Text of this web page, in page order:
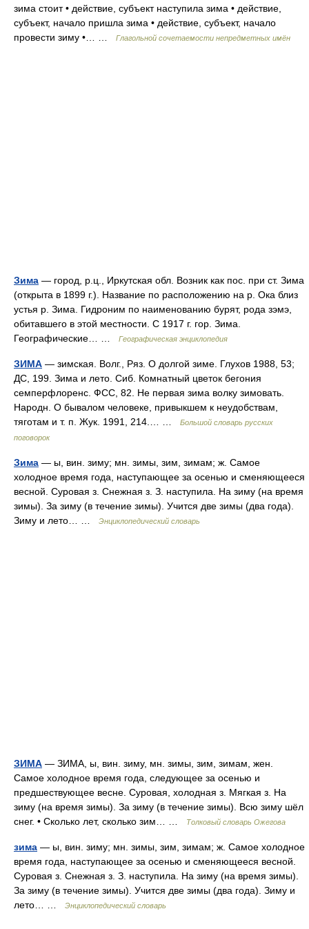
зима стоит • действие, субъект наступила зима • действие,
субъект, начало пришла зима • действие, субъект, начало
провести зиму •… …
Глагольной сочетаемости непредметных имён
Зима — город, р.ц., Иркутская обл. Возник как пос. при ст. Зима
(открыта в 1899 г.). Название по расположению на р. Ока близ
устья р. Зима. Гидроним по наименованию бурят, рода зэмэ,
обитавшего в этой местности. С 1917 г. гор. Зима.
Географические… …
Географическая энциклопедия
ЗИМА — зимская. Волг., Ряз. О долгой зиме. Глухов 1988, 53;
ДС, 199. Зима и лето. Сиб. Комнатный цветок бегония
семперфлоренс. ФСС, 82. Не первая зима волку зимовать.
Народн. О бывалом человеке, привыкшем к неудобствам,
тяготам и т. п. Жук. 1991, 214.… …
Большой словарь русских
поговорок
Зима — ы, вин. зиму; мн. зимы, зим, зимам; ж. Самое
холодное время года, наступающее за осенью и сменяющееся
весной. Суровая з. Снежная з. З. наступила. На зиму (на время
зимы). За зиму (в течение зимы). Учится две зимы (два года).
Зиму и лето… …
Энциклопедический словарь
ЗИМА — ЗИМА, ы, вин. зиму, мн. зимы, зим, зимам, жен.
Самое холодное время года, следующее за осенью и
предшествующее весне. Суровая, холодная з. Мягкая з. На
зиму (на время зимы). За зиму (в течение зимы). Всю зиму шёл
снег. • Сколько лет, сколько зим… …
Толковый словарь Ожегова
зима — ы, вин. зиму; мн. зимы, зим, зимам; ж. Самое холодное
время года, наступающее за осенью и сменяющееся весной.
Суровая з. Снежная з. З. наступила. На зиму (на время зимы).
За зиму (в течение зимы). Учится две зимы (два года). Зиму и
лето… …
Энциклопедический словарь